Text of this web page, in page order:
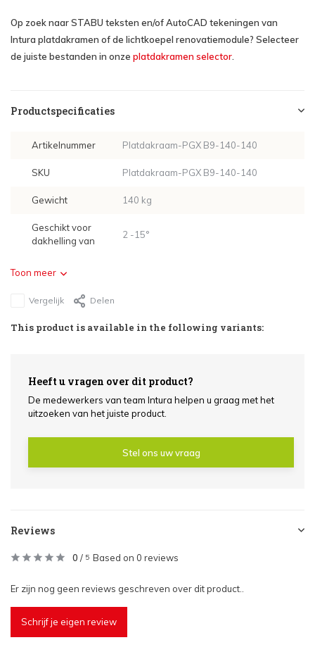
Op zoek naar STABU teksten en/of AutoCAD tekeningen van
Intura platdakramen of de lichtkoepel renovatiemodule? Selecteer
de juiste bestanden in onze platdakramen selector
Productspecificaties
Artikelnummer Platdakraam-PGX B9-140-140
SKU Platdakraam-PGX B9-140-140
Gewicht 140 kg
Geschikt voor
dakhelling van
2 -15°
Toon meer
Vergelijk Delen
This product is available in the following variants:
Heeft u vragen over dit product?
De medewerkers van team Intura helpen u graag met het
uitzoeken van het juiste product.
Stel ons uw vraag
Reviews
0 / 5 Based on 0 reviews
Er zijn nog geen reviews geschreven over dit product..
Schrijf je eigen review